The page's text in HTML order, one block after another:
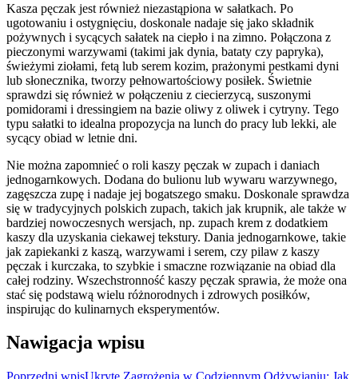
Kasza pęczak jest również niezastąpiona w sałatkach. Po
ugotowaniu i ostygnięciu, doskonale nadaje się jako składnik
pożywnych i sycących sałatek na ciepło i na zimno. Połączona z
pieczonymi warzywami (takimi jak dynia, bataty czy papryka),
świeżymi ziołami, fetą lub serem kozim, prażonymi pestkami dyni
lub słonecznika, tworzy pełnowartościowy posiłek. Świetnie
sprawdzi się również w połączeniu z ciecierzycą, suszonymi
pomidorami i dressingiem na bazie oliwy z oliwek i cytryny. Tego
typu sałatki to idealna propozycja na lunch do pracy lub lekki, ale
sycący obiad w letnie dni.
Nie można zapomnieć o roli kaszy pęczak w zupach i daniach
jednogarnkowych. Dodana do bulionu lub wywaru warzywnego,
zagęszcza zupę i nadaje jej bogatszego smaku. Doskonale sprawdza
się w tradycyjnych polskich zupach, takich jak krupnik, ale także w
bardziej nowoczesnych wersjach, np. zupach krem z dodatkiem
kaszy dla uzyskania ciekawej tekstury. Dania jednogarnkowe, takie
jak zapiekanki z kaszą, warzywami i serem, czy pilaw z kaszy
pęczak i kurczaka, to szybkie i smaczne rozwiązanie na obiad dla
całej rodziny. Wszechstronność kaszy pęczak sprawia, że może ona
stać się podstawą wielu różnorodnych i zdrowych posiłków,
inspirując do kulinarnych eksperymentów.
Nawigacja wpisu